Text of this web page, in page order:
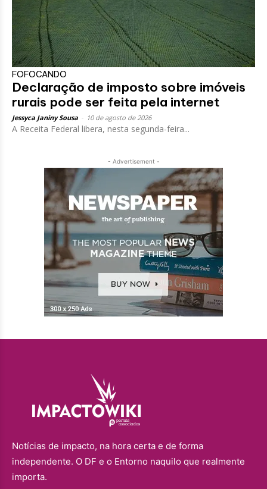
FOFOCANDO
Declaração de imposto sobre imóveis
rurais pode ser feita pela internet
Jessyca Janiny Sousa 10 de agosto de 2026
A Receita Federal libera, nesta segunda-feira...
- Advertisement -
Notícias de impacto, na hora certa e de forma
independente. O DF e o Entorno naquilo que realmente
importa.